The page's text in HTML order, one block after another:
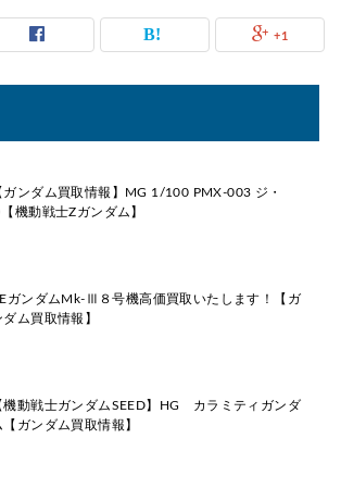
+1
ガンダム買取情報】MG 1/100 PMX-003 ジ・
機動戦士Zガンダム】
ガンダムMk-Ⅲ８号機高価買取いたします！【ガ
ダム買取情報】
機動戦士ガンダムSEED】HG カラミティガンダ
【ガンダム買取情報】